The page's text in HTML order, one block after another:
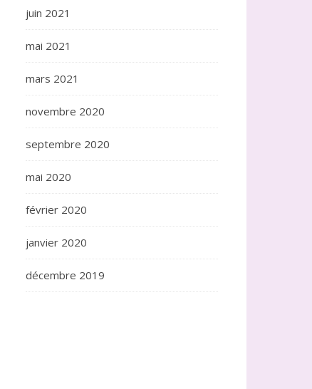
juin 2021
mai 2021
mars 2021
novembre 2020
septembre 2020
mai 2020
février 2020
janvier 2020
décembre 2019